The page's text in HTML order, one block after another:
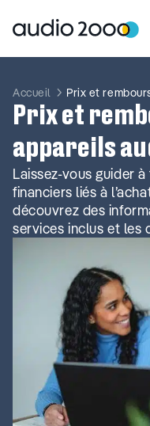
contenu
Accueil Prix et
Prix et
appareils
Laissez-vous guider
financiers liés à
découvrez des
services inclus et les